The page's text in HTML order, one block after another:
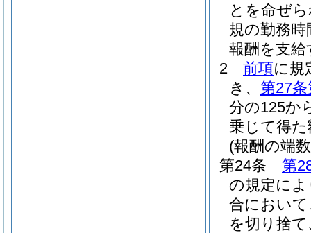
とを命ぜ
規の勤務
報酬を支給
2
前項に規
き、 第27
分の125か
乗じて得
(報酬の端
第24条
第
の規定に
合におい
を切り捨